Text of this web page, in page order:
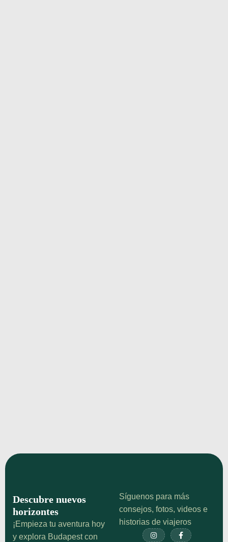
¡Echa un vistazo!
Descubre nuevos
horizontes
¡Empieza tu aventura hoy
y explora Budapest con
Síguenos para más
consejos, fotos, videos e
historias de viajeros
 